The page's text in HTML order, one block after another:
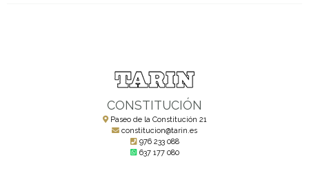
CONSTITUCIÓN
Paseo de la Constitución 21
constitucion@tarin.es
976 233 088
637 177 080